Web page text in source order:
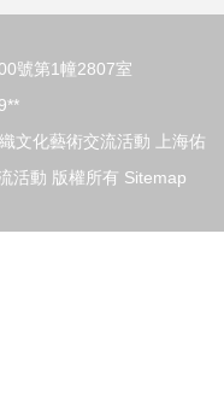
號第1幢2807室
文化藝術交流活動
上海佑
活動 版權所有 Sitemap